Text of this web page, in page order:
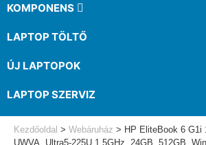
CÍMEK
FIÓKADATOK
ELFELEJTETT JELSZÓ
KOMPONENS
LAPTOP TÖLTŐ
ÚJ LAPTOPOK
LAPTOP SZERVIZ
Kezdőoldal > Webáruház > HP EliteBook 6 G1i
UWVA, Ultra5-225U 1.5GHz, 24GB, 512GB,